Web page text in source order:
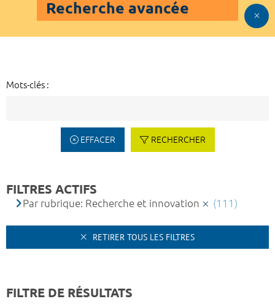
Recherche avancée
Mots-clés :
EFFACER RECHERCHER
FILTRES ACTIFS
Par rubrique: Recherche et innovation (111)
RETIRER TOUS LES FILTRES
FILTRE DE RÉSULTATS